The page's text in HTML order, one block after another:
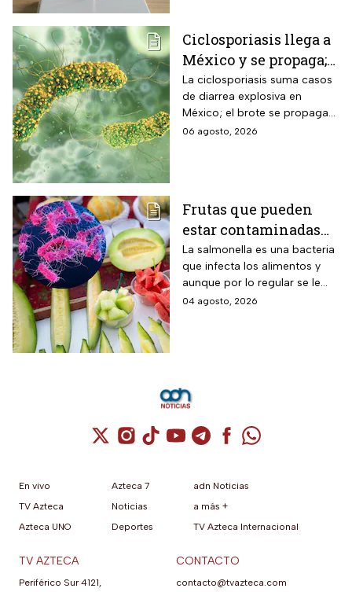
Ciclosporiasis llega a
México y se propaga;
activan protocolos
para revisar frutas y
verduras
La ciclosporiasis suma casos
de diarrea explosiva en
México; el brote se propaga
en el territorio nacional
06 agosto, 2026
Frutas que pueden
estar contaminadas
de salmonella y cómo
protegerte del
contagio
La salmonella es una bacteria
que infecta los alimentos y
aunque por lo regular se le
relaciona con el huevo,
04 agosto, 2026
Cuenta de X / Twitter (se abre en una
Cuenta de Instagram (se abre en una
Cuenta de TikTok (se abre en
Cuenta de YouTube (se abre
Cuenta de Telegram (se
Cuenta de
Cuenta de
En vivo
TV Azteca
Azteca UNO
Azteca 7
Noticias
Deportes
adn Noticias
a más +
TV Azteca Internacional
TV AZTECA
Periférico Sur 4121,
CONTACTO
contacto@tvazteca.com